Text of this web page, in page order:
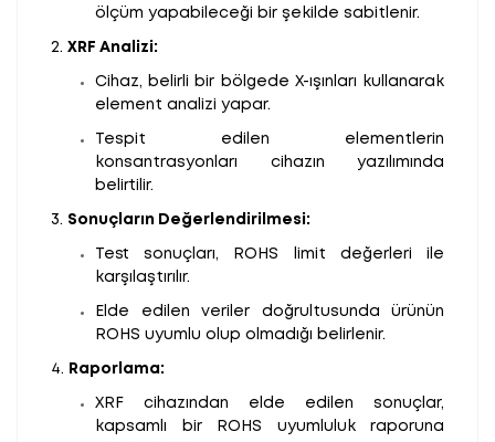
ölçüm yapabileceği bir şekilde sabitlenir.
2. XRF Analizi:
Cihaz, belirli bir bölgede X-ışınları kullanarak
element analizi yapar.
Tespit edilen elementlerin
konsantrasyonları cihazın yazılımında
belirtilir.
3. Sonuçların Değerlendirilmesi:
Test sonuçları, ROHS limit değerleri ile
karşılaştırılır.
Elde edilen veriler doğrultusunda ürünün
ROHS uyumlu olup olmadığı belirlenir.
4. Raporlama:
XRF cihazından elde edilen sonuçlar,
kapsamlı bir ROHS uyumluluk raporuna